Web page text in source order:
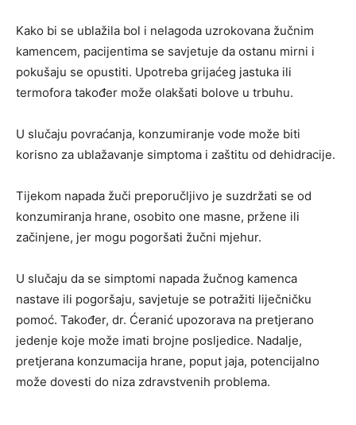
Kako bi se ublažila bol i nelagoda uzrokovana žučnim
kamencem, pacijentima se savjetuje da ostanu mirni i
pokušaju se opustiti. Upotreba grijaćeg jastuka ili
termofora također može olakšati bolove u trbuhu.
U slučaju povraćanja, konzumiranje vode može biti
korisno za ublažavanje simptoma i zaštitu od dehidracije.
Tijekom napada žuči preporučljivo je suzdržati se od
konzumiranja hrane, osobito one masne, pržene ili
začinjene, jer mogu pogoršati žučni mjehur.
U slučaju da se simptomi napada žučnog kamenca
nastave ili pogoršaju, savjetuje se potražiti liječničku
pomoć. Također, dr. Ćeranić upozorava na pretjerano
jedenje koje može imati brojne posljedice. Nadalje,
pretjerana konzumacija hrane, poput jaja, potencijalno
može dovesti do niza zdravstvenih problema.